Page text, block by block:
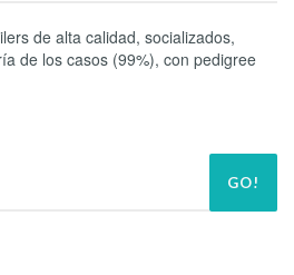
de alta calidad, socializados,
de los casos (99%), con pedigree
GO!